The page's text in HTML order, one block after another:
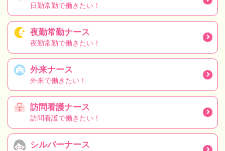
日勤常勤で働きたい！
夜勤常勤ナース
夜勤常勤で働きたい！
外来ナース
外来で働きたい！
訪問看護ナース
訪問看護で働きたい！
シルバーナース